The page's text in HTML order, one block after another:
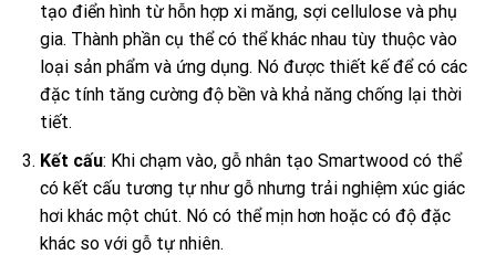
tạo điển hình từ hỗn hợp xi măng, sợi cellulose và phụ
gia. Thành phần cụ thể có thể khác nhau tùy thuộc vào
loại sản phẩm và ứng dụng. Nó được thiết kế để có các
đặc tính tăng cường độ bền và khả năng chống lại thời
tiết.
Kết cấu: Khi chạm vào, gỗ nhân tạo Smartwood có thể
có kết cấu tương tự như gỗ nhưng trải nghiệm xúc giác
hơi khác một chút. Nó có thể mịn hơn hoặc có độ đặc
khác so với gỗ tự nhiên.